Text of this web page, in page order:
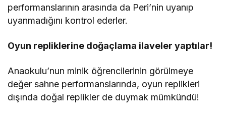
performanslarının arasında da Peri’nin uyanıp
uyanmadığını kontrol ederler.
Oyun repliklerine doğaçlama ilaveler yaptılar!
Anaokulu’nun minik öğrencilerinin görülmeye
değer sahne performanslarında, oyun replikleri
dışında doğal replikler de duymak mümkündü!